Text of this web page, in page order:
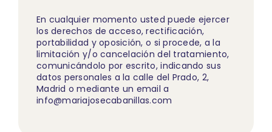
En cualquier momento usted puede ejercer
los derechos de acceso, rectificación,
portabilidad y oposición, o si procede, a la
limitación y/o cancelación del tratamiento,
comunicándolo por escrito, indicando sus
datos personales a la calle del Prado, 2,
Madrid o mediante un email a
info@mariajosecabanillas.com